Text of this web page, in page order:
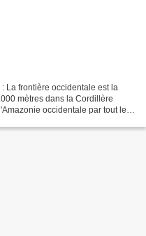
La frontière occidentale est la
mètres dans la Cordillère
occidentale par tout le